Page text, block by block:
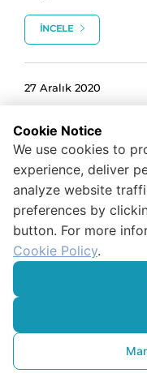
İNCELE
27 Aralık 2020
İNCELE
10 Kasım 2020
Cookie Notice
We use cookies to
experience, deliver
analyze website
preferences by
button. For more
Cookie Policy.